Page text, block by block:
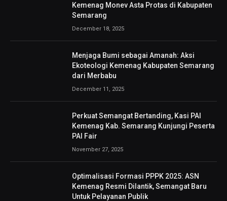
Kemenag Monev Asta Protas di Kabupaten
Semarang
December 18, 2025
Menjaga Bumi sebagai Amanah: Aksi
Ekoteologi Kemenag Kabupaten Semarang
dari Merbabu
December 11, 2025
Perkuat Semangat Bertanding, Kasi PAI
Kemenag Kab. Semarang Kunjungi Peserta
PAI Fair
November 27, 2025
Optimalisasi Formasi PPPK 2025: ASN
Kemenag Resmi Dilantik, Semangat Baru
Untuk Pelayanan Publik